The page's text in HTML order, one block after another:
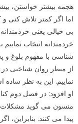
هجمه بیشتر خواستن،
اما اگر کمتر تلاش کنی
بی خیالی یعنی
خردمندانه انتخاب
شناسی با مفهوم بلوغ و
از منظر روان شناختی
نماییم. این به نظر
او افزود: در فصل دوم
منسون می گوید مشکلات
پیدا می کنند.